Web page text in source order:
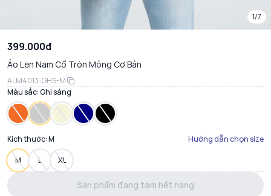
1/7
399.000đ
Áo Len Nam Cổ Tròn Mỏng Cơ Bản
ALM4013-GHS-M
Màu sắc:Ghi sáng
Kích thước:M Hướng dẫn chọn size
M L XL
Sản phẩm đang tạm hết hàng